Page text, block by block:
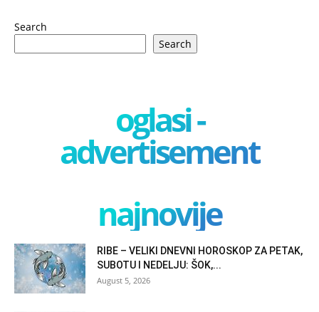
Search
Search
oglasi -
advertisement
najnovije
RIBE – VELIKI DNEVNI HOROSKOP ZA PETAK,
SUBOTU I NEDELJU: ŠOK,...
August 5, 2026